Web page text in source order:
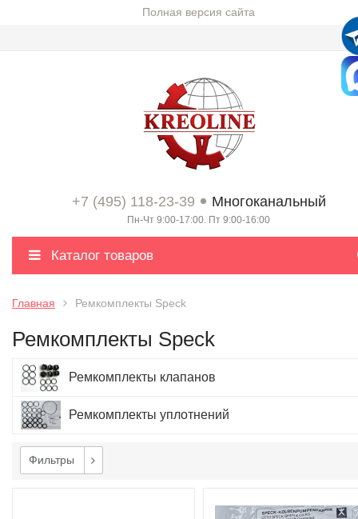
Полная версия сайта
+7 (495) 118-23-39 Многоканальный
Пн-Чт 9:00-17:00. Пт 9:00-16:00
Каталог товаров
Главная Ремкомплекты Speck
Ремкомплекты Speck
Ремкомплекты клапанов
Ремкомплекты уплотнений
Фильтры